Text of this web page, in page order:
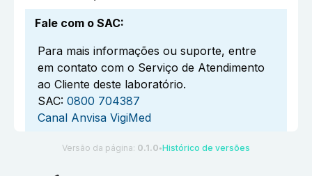
Fale com o SAC:
Para mais informações ou suporte, entre
em contato com o Serviço de Atendimento
ao Cliente deste laboratório.
SAC: 0800 704387
Canal Anvisa VigiMed
Versão da página: 0.1.0 ●Histórico de versões